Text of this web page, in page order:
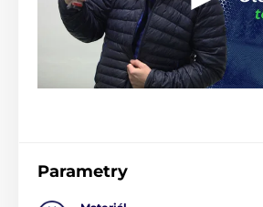
Parametry